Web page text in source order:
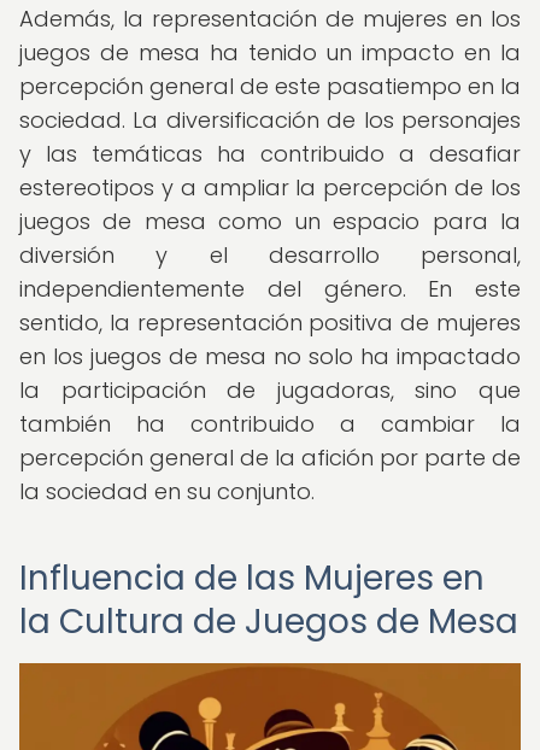
Además, la representación de mujeres en los
juegos de mesa ha tenido un impacto en la
percepción general de este pasatiempo en la
sociedad. La diversificación de los personajes
y las temáticas ha contribuido a desafiar
estereotipos y a ampliar la percepción de los
juegos de mesa como un espacio para la
diversión y el desarrollo personal,
independientemente del género. En este
sentido, la representación positiva de mujeres
en los juegos de mesa no solo ha impactado
la participación de jugadoras, sino que
también ha contribuido a cambiar la
percepción general de la afición por parte de
la sociedad en su conjunto.
Influencia de las Mujeres en
la Cultura de Juegos de Mesa